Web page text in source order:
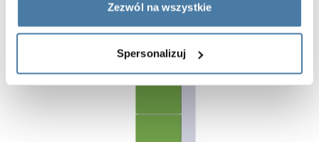
Zezwól na wszystkie
Spersonalizuj